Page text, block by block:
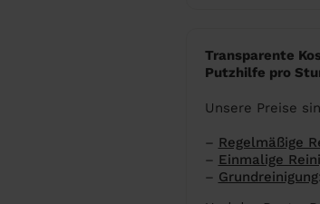
Transparente
Putzhilfe pro
Unsere Preise
– Regelmäßige
– Einmalige
– Grundreinigung